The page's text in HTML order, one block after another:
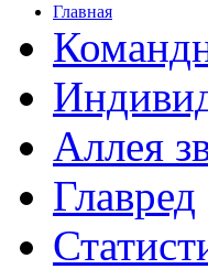
Главная
Аллея
Главред